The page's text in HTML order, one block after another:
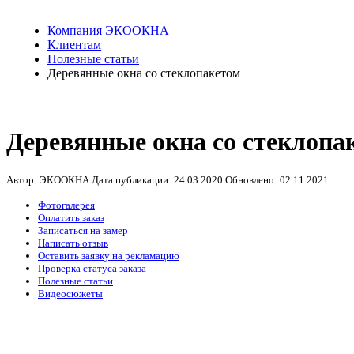
Компания ЭКООКНА
Клиентам
Полезные статьи
Деревянные окна со стеклопакетом
Деревянные окна со
Автор: ЭКООКНА Дата публикации: 24.03.2020 Обновлено: 02.11.2021
Фотогалерея
Оплатить заказ
Записаться на замер
Написать отзыв
Оставить заявку на рекламацию
Проверка статуса заказа
Полезные статьи
Видеосюжеты